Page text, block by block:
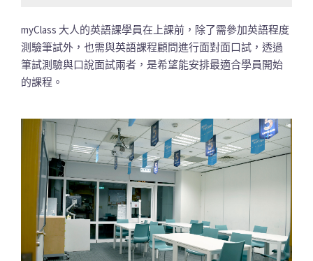
myClass 大人的英語課學員在上課前，除了需參加英語程度
測驗筆試外，也需與英語課程顧問進行面對面口試，透過
筆試測驗與口說面試兩者，是希望能安排最適合學員開始
的課程。